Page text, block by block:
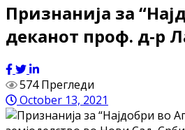
Признанија за
деканот проф. д-р
574 Прегледи
October 13, 2021